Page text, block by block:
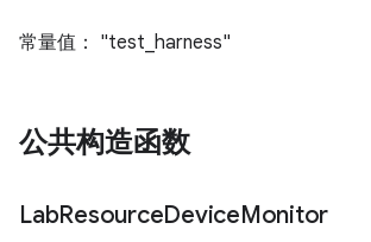
常量值： "test_harness"
公共构造函数
LabResourceDeviceMonitor